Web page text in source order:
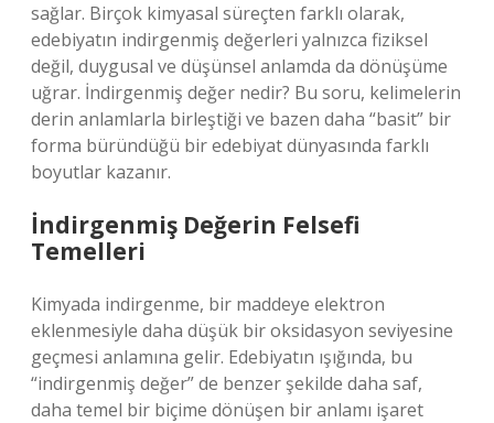
sağlar. Birçok kimyasal süreçten farklı olarak,
edebiyatın indirgenmiş değerleri yalnızca fiziksel
değil, duygusal ve düşünsel anlamda da dönüşüme
uğrar. İndirgenmiş değer nedir? Bu soru, kelimelerin
derin anlamlarla birleştiği ve bazen daha “basit” bir
forma büründüğü bir edebiyat dünyasında farklı
boyutlar kazanır.
İndirgenmiş Değerin Felsefi
Temelleri
Kimyada indirgenme, bir maddeye elektron
eklenmesiyle daha düşük bir oksidasyon seviyesine
geçmesi anlamına gelir. Edebiyatın ışığında, bu
“indirgenmiş değer” de benzer şekilde daha saf,
daha temel bir biçime dönüşen bir anlamı işaret